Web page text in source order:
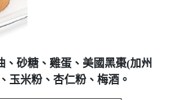
砂糖、雞蛋、美國黑棗(加州
玉米粉、杏仁粉、梅酒。